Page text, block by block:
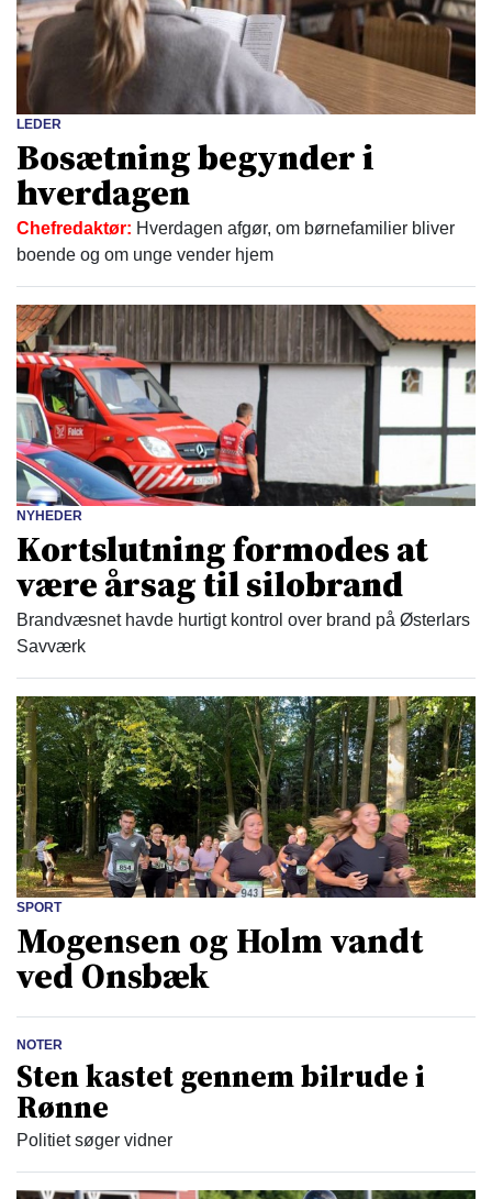
LEDER
Bosætning begynder i
hverdagen
Chefredaktør: Hverdagen afgør, om børnefamilier bliver
boende og om unge vender hjem
NYHEDER
Kortslutning formodes at
være årsag til silobrand
Brandvæsnet havde hurtigt kontrol over brand på Østerlars
Savværk
SPORT
Mogensen og Holm vandt
ved Onsbæk
NOTER
Sten kastet gennem bilrude i
Rønne
Politiet søger vidner